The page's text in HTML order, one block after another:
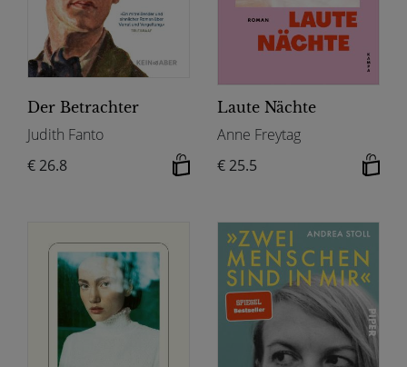
Der Betrachter
Judith Fanto
€ 26.8
Laute Nächte
Anne Freytag
€ 25.5